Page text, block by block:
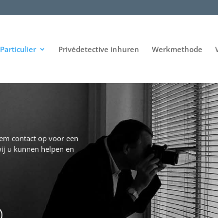
Particulier Privédetective inhuren Werkmethode
contact op voor een
u kunnen helpen en